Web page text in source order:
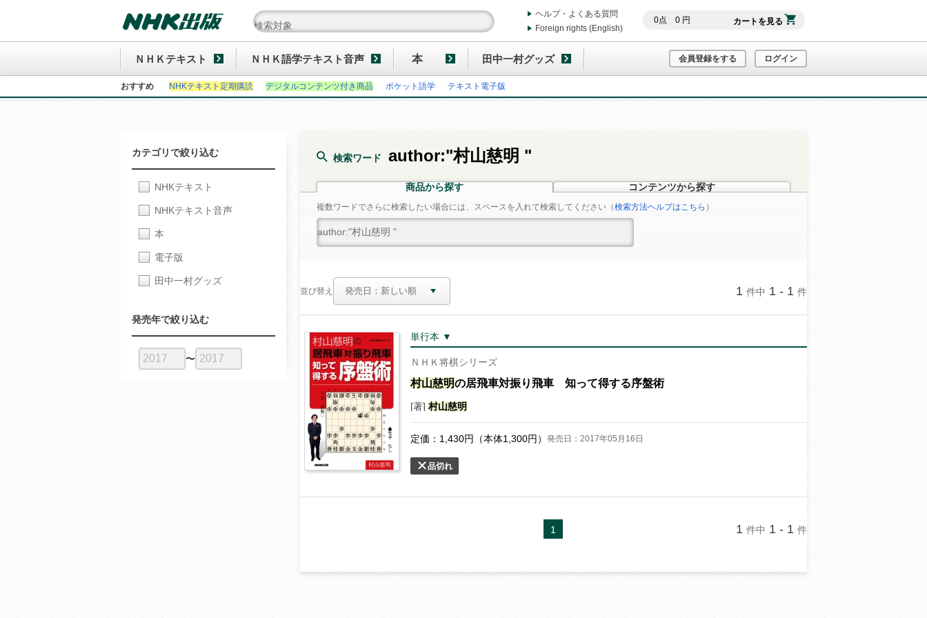
0点 0円 カートを見る
ヘルプ・よくある質問
Foreign rights (English)
ＮＨＫテキスト ＮＨＫ語学テキスト音声 本 田中一村グッズ 会員登録をする ログイン
おすすめ NHKテキスト定期購読 デジタルコンテンツ付き商品 ポケット語学 テキスト電子版
検索ワード author:"村山慈明 "
商品から探す コンテンツから探す
複数ワードでさらに検索したい場合には、スペースを入れて検索してください（検索方法ヘルプはこちら ）
並び替え 1 件中 1 - 1 件
単行本 ▼
ＮＨＫ将棋シリーズ
村山慈明の居飛車対振り飛車 知って得する序盤術
[著] 村山慈明
定価： 1,430円（本体1,300円） 発売日：2017年05月16日
品切れ
1 1 件中 1 - 1 件
カテゴリで絞り込む
NHKテキスト
NHKテキスト音声
本
電子版
田中一村グッズ
発売年で絞り込む
〜